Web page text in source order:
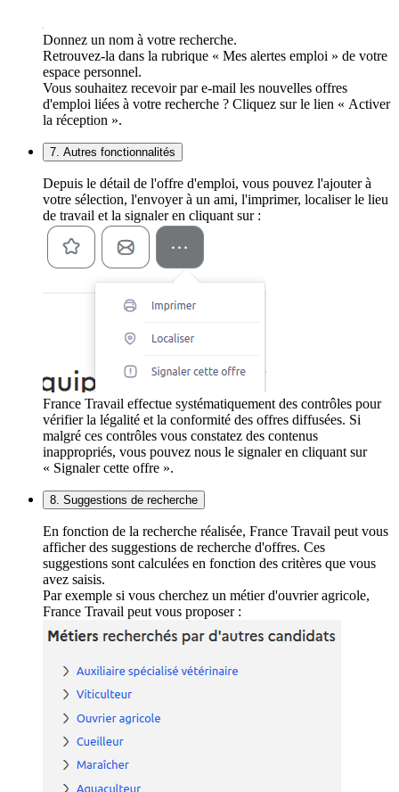
Donnez un nom à votre recherche.
Retrouvez-la dans la rubrique « Mes alertes emploi » de votre
espace personnel.
Vous souhaitez recevoir par e-mail les nouvelles offres
d'emploi liées à votre recherche ? Cliquez sur le lien « Activer
la réception ».
7. Autres fonctionnalités
Depuis le détail de l'offre d'emploi, vous pouvez l'ajouter à
votre sélection, l'envoyer à un ami, l'imprimer, localiser le lieu
de travail et la signaler en cliquant sur :
France Travail effectue systématiquement des contrôles pour
vérifier la légalité et la conformité des offres diffusées. Si
malgré ces contrôles vous constatez des contenus
inappropriés, vous pouvez nous le signaler en cliquant sur
« Signaler cette offre ».
8. Suggestions de recherche
En fonction de la recherche réalisée, France Travail peut vous
afficher des suggestions de recherche d'offres. Ces
suggestions sont calculées en fonction des critères que vous
avez saisis.
Par exemple si vous cherchez un métier d'ouvrier agricole,
France Travail peut vous proposer :